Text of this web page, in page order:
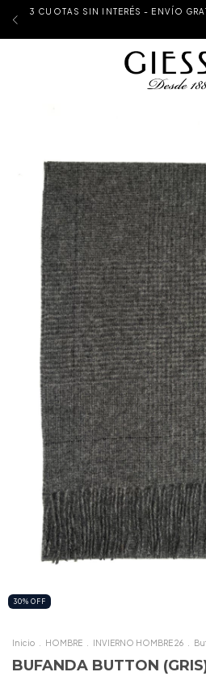
3 CUOTAS SIN INTERÉS - ENVÍO
30% OFF
Inicio HOMBRE INVIERNO HOMBRE 26
BUFANDA BUTTON